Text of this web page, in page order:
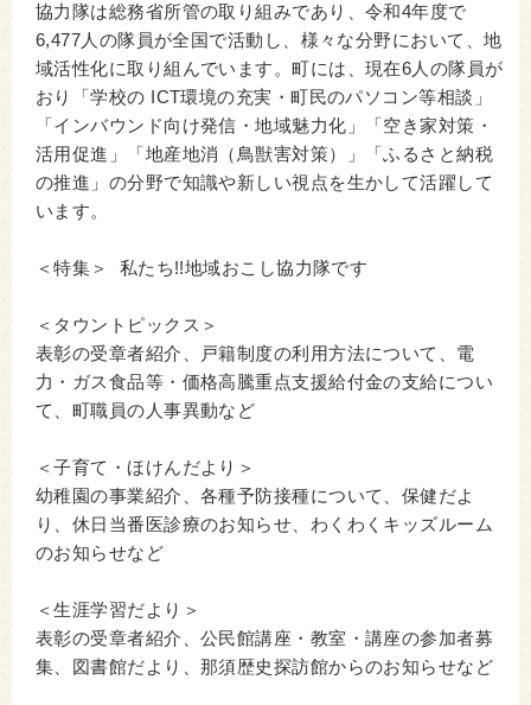
協力隊は総務省所管の取り組みであり、令和4年度で
6,477人の隊員が全国で活動し、様々な分野において、地
域活性化に取り組んでいます。町には、現在6人の隊員が
おり「学校の ICT環境の充実・町民のパソコン等相談」
「インバウンド向け発信・地域魅力化」「空き家対策・
活用促進」「地産地消（鳥獣害対策）」「ふるさと納税
の推進」の分野で知識や新しい視点を生かして活躍して
います。
＜特集＞ 私たち!!地域おこし協力隊です
＜タウントピックス＞
表彰の受章者紹介、戸籍制度の利用方法について、電
力・ガス食品等・価格高騰重点支援給付金の支給につい
て、町職員の人事異動など
＜子育て・ほけんだより＞
幼稚園の事業紹介、各種予防接種について、保健だよ
り、休日当番医診療のお知らせ、わくわくキッズルーム
のお知らせなど
＜生涯学習だより＞
表彰の受章者紹介、公民館講座・教室・講座の参加者募
集、図書館だより、那須歴史探訪館からのお知らせなど